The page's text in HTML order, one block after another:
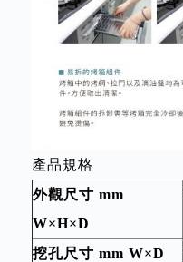
產品規格
外觀尺寸 mm
W×H×D
挖孔尺寸 mm W×D